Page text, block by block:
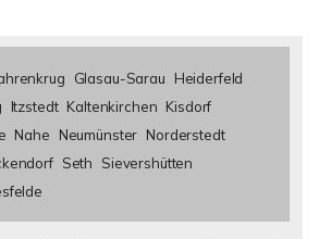
Glasau-Sarau
Heiderfeld
Itzstedt Kaltenkirchen Kisdorf
Nahe Neumünster Norderstedt
Seth
Sievershütten